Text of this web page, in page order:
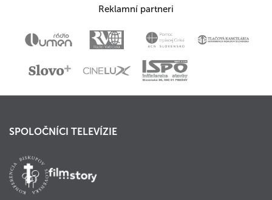
Reklamní partneri
SPOLOČNÍCI TELEVÍZIE